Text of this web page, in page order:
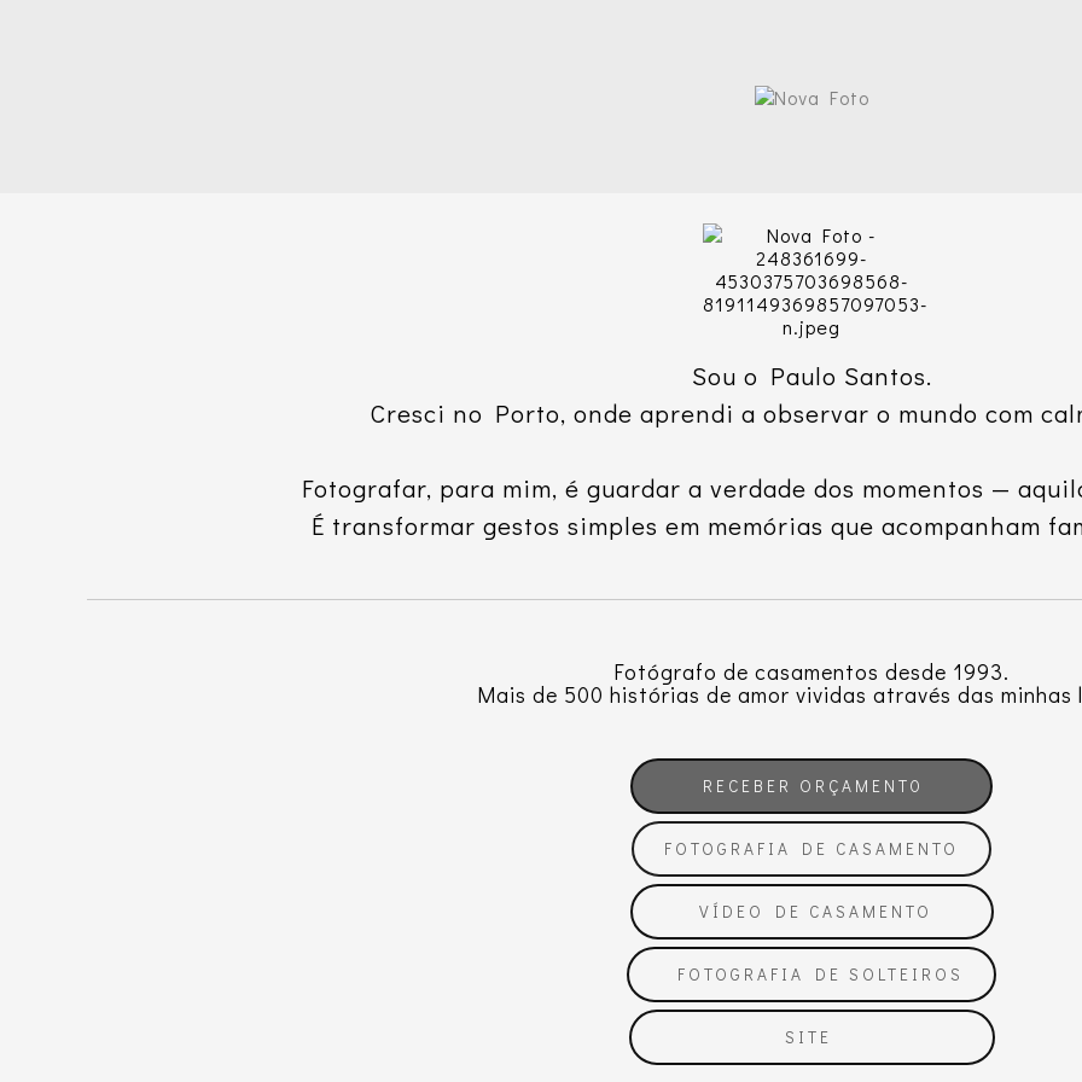
Sou o Paulo Santos.
Cresci no Porto, onde aprendi a observar o mundo com
Fotografar, para mim, é guardar a verdade dos momentos —
É transformar gestos simples em memórias que acompanham
Fotógrafo de casamentos desde 1993.
Mais de 500 histórias de amor vividas através das minhas
RECEBER ORÇAMENT0
FOTOGRAFIA DE CASAMENTO
VÍDEO DE CASAMENTO
FOTOGRAFIA DE SOLTEIROS
SITE